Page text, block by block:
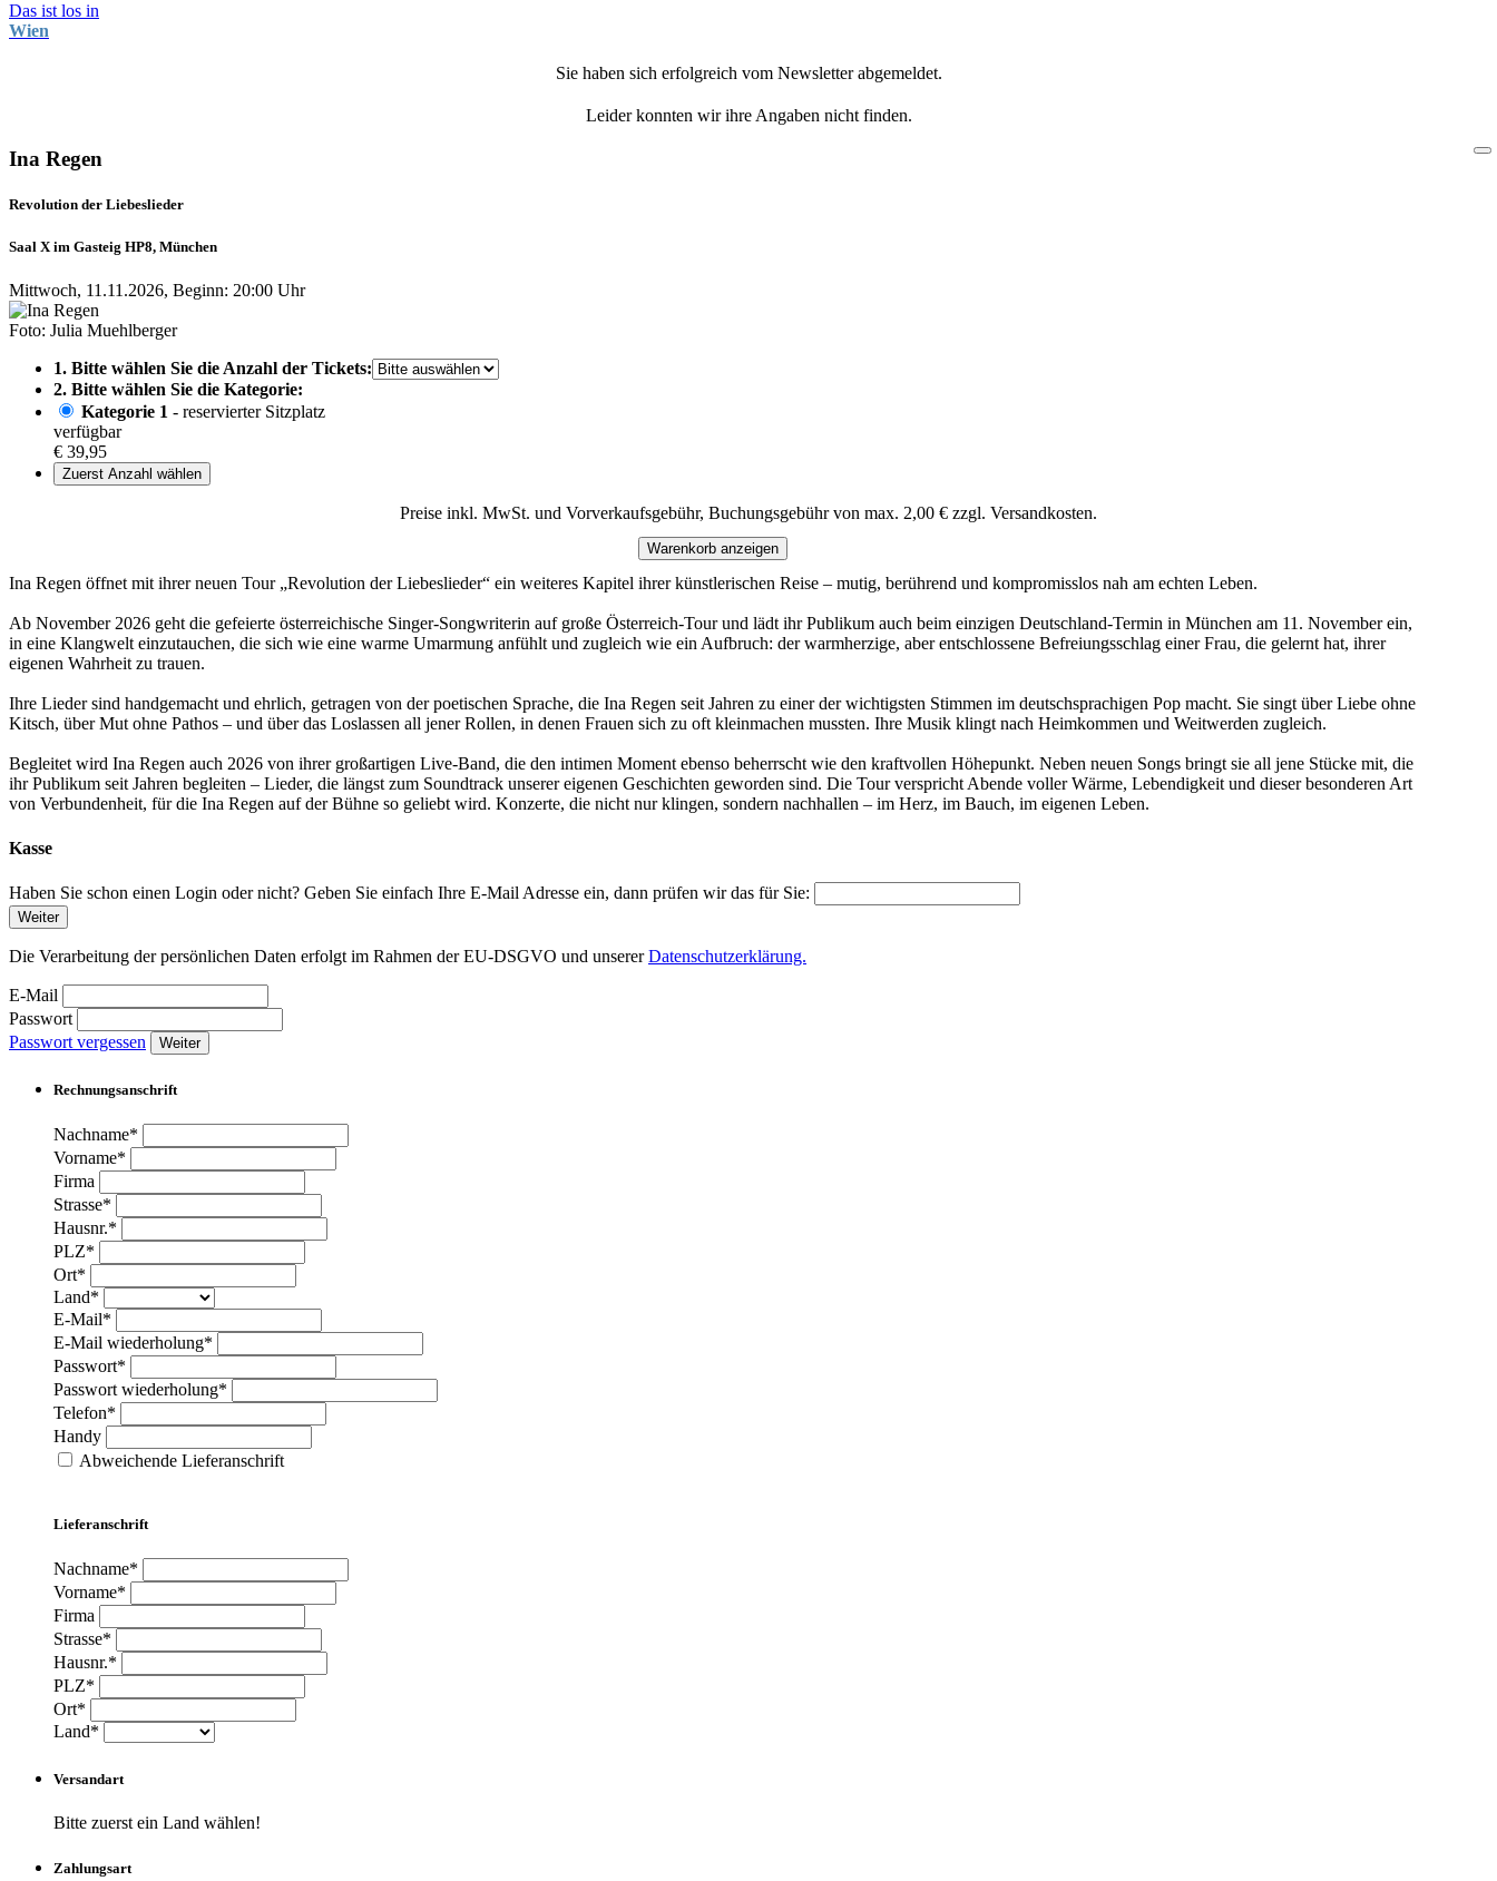
Das ist los in
Wien
Sie haben sich erfolgreich vom Newsletter abgemeldet.
Leider konnten wir ihre Angaben nicht finden.
Ina Regen
Revolution der Liebeslieder
Saal X im Gasteig HP8, München
Mittwoch, 11.11.2026, Beginn: 20:00 Uhr
Foto: Julia Muehlberger
1. Bitte wählen Sie die Anzahl der Tickets:
2. Bitte wählen Sie die Kategorie:
Kategorie 1 - reservierter Sitzplatz
verfügbar
€ 39,95
Zuerst Anzahl wählen
Preise inkl. MwSt. und Vorverkaufsgebühr, Buchungsgebühr von max. 2,00 € zzgl. Versandkosten.
Warenkorb anzeigen
Ina Regen öffnet mit ihrer neuen Tour „Revolution der Liebeslieder“ ein weiteres Kapitel ihrer künstlerischen Reise – mutig, berührend und kompromisslos nah am echten Leben.
Ab November 2026 geht die gefeierte österreichische Singer-Songwriterin auf große Österreich-Tour und lädt ihr Publikum auch beim einzigen Deutschland-Termin in München am 11. November ein,
in eine Klangwelt einzutauchen, die sich wie eine warme Umarmung anfühlt und zugleich wie ein Aufbruch: der warmherzige, aber entschlossene Befreiungsschlag einer Frau, die gelernt hat, ihrer
eigenen Wahrheit zu trauen.
Ihre Lieder sind handgemacht und ehrlich, getragen von der poetischen Sprache, die Ina Regen seit Jahren zu einer der wichtigsten Stimmen im deutschsprachigen Pop macht. Sie singt über Liebe ohne
Kitsch, über Mut ohne Pathos – und über das Loslassen all jener Rollen, in denen Frauen sich zu oft kleinmachen mussten. Ihre Musik klingt nach Heimkommen und Weitwerden zugleich.
Begleitet wird Ina Regen auch 2026 von ihrer großartigen Live-Band, die den intimen Moment ebenso beherrscht wie den kraftvollen Höhepunkt. Neben neuen Songs bringt sie all jene Stücke mit, die
ihr Publikum seit Jahren begleiten – Lieder, die längst zum Soundtrack unserer eigenen Geschichten geworden sind. Die Tour verspricht Abende voller Wärme, Lebendigkeit und dieser besonderen Art
von Verbundenheit, für die Ina Regen auf der Bühne so geliebt wird. Konzerte, die nicht nur klingen, sondern nachhallen – im Herz, im Bauch, im eigenen Leben.
Kasse
Haben Sie schon einen Login oder nicht? Geben Sie einfach Ihre E-Mail Adresse ein, dann prüfen wir das für Sie:
Weiter
Die Verarbeitung der persönlichen Daten erfolgt im Rahmen der EU-DSGVO und unsererDatenschutzerklärung.
E-Mail
Passwort
Passwort vergessen
Weiter
Rechnungsanschrift
Nachname*
Vorname*
Firma
Strasse*
Hausnr.*
PLZ*
Ort*
Land*
E-Mail*
E-Mail wiederholung*
Passwort*
Passwort wiederholung*
Telefon*
Handy
Abweichende Lieferanschrift
Lieferanschrift
Nachname*
Vorname*
Firma
Strasse*
Hausnr.*
PLZ*
Ort*
Land*
Versandart
Bitte zuerst ein Land wählen!
Zahlungsart